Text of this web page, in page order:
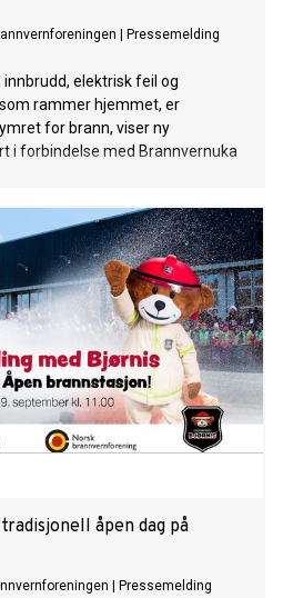
Pressemelding
innbrudd, elektrisk feil og
rammer hjemmet, er
for brann, viser ny
i forbindelse med Brannvernuka
åpen dag på
Pressemelding